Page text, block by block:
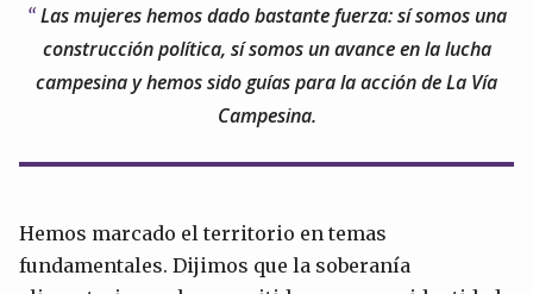
Las mujeres hemos dado bastante fuerza: sí somos una
construcción política, sí somos un avance en la lucha
campesina y hemos sido guías para la acción de La Vía
Campesina.
Hemos marcado el territorio en temas
fundamentales. Dijimos que la soberanía